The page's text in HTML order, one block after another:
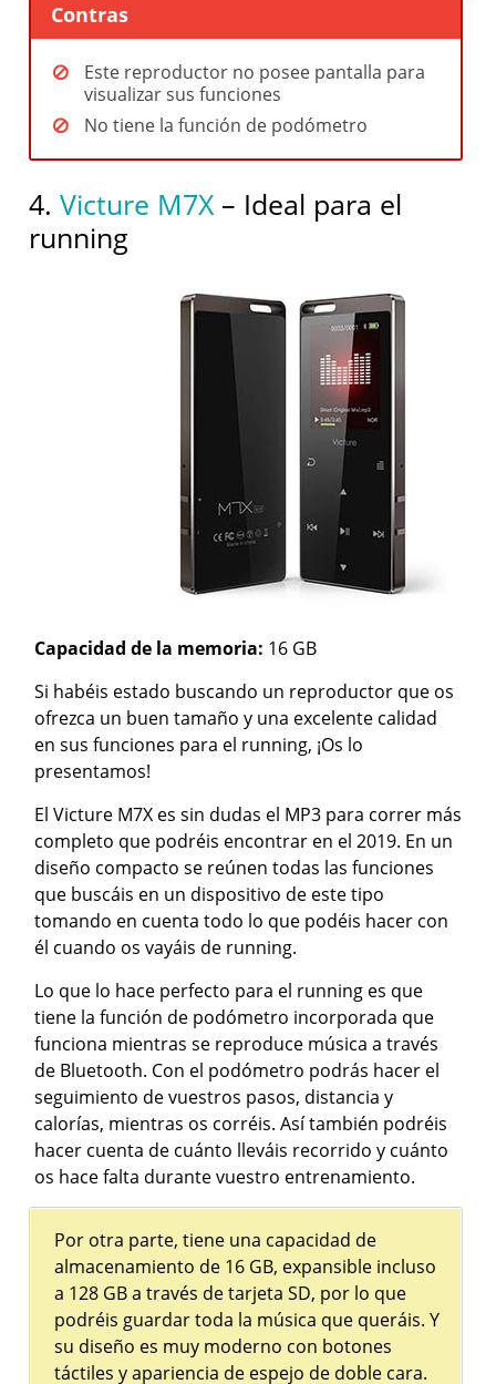
Contras
Este reproductor no posee pantalla para
visualizar sus funciones
No tiene la función de podómetro
4.Victure M7X – Ideal para el
running
Capacidad de la memoria: 16 GB
Si habéis estado buscando un reproductor que os
ofrezca un buen tamaño y una excelente calidad
en sus funciones para el running, ¡Os lo
presentamos!
El Victure M7X es sin dudas el MP3 para correr más
completo que podréis encontrar en el 2019. En un
diseño compacto se reúnen todas las funciones
que buscáis en un dispositivo de este tipo
tomando en cuenta todo lo que podéis hacer con
él cuando os vayáis de running.
Lo que lo hace perfecto para el running es que
tiene la función de podómetro incorporada que
funciona mientras se reproduce música a través
de Bluetooth. Con el podómetro podrás hacer el
seguimiento de vuestros pasos, distancia y
calorías, mientras os corréis. Así también podréis
hacer cuenta de cuánto lleváis recorrido y cuánto
os hace falta durante vuestro entrenamiento.
Por otra parte, tiene una capacidad de
almacenamiento de 16 GB, expansible incluso
a 128 GB a través de tarjeta SD, por lo que
podréis guardar toda la música que queráis. Y
su diseño es muy moderno con botones
táctiles y apariencia de espejo de doble cara.